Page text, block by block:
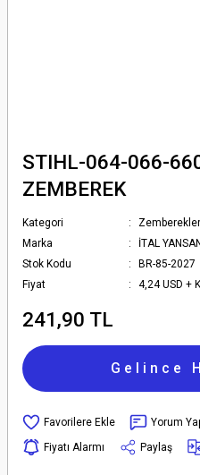
STIHL-064-066-
ZEMBEREK
Kategori
Zemberekler
Marka
İTAL
Stok Kodu
BR-85-2027
Fiyat
4,24 USD +
241,90 TL
Gelince
Yorum
Fiyatı Alarmı
Paylaş